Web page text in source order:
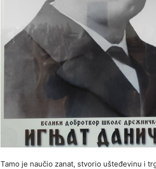
Tamo je naučio zanat, stvorio ušteđevinu i